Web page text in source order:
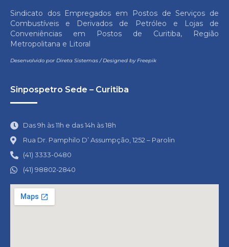
Sindicato dos Empregados em Postos de Serviços de
Combustíveis e Derivados de Petróleo e Lojas de
Conveniências em Postos de Curitiba, Região
Metropolitana e Litoral
Desenvolvido por Direta Sistemas/Designed by Freepik
Sinpospetro Sede – Curitiba
Das 9h às 11h e das 14h às 18h
Rua Dr. Pamphilo D’ Assumpção, 1252 – Parolin
(41) 3333-0480
(41) 98802-2840